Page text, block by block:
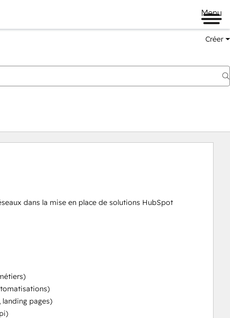
Menu
Créer
dans la mise en place de solutions HubSpot
pages)